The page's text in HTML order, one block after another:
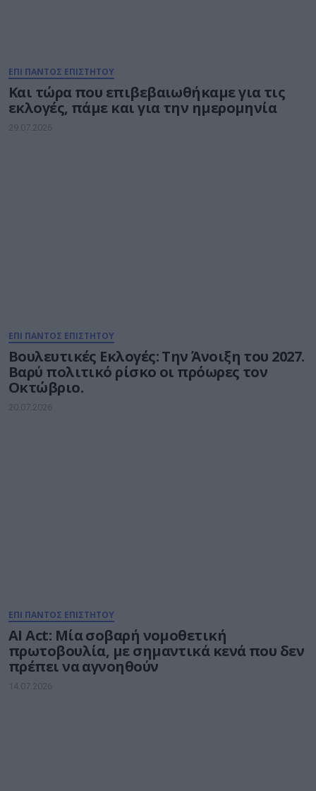
ΕΠΙ ΠΑΝΤΟΣ ΕΠΙΣΤΗΤΟΥ
Και τώρα που επιβεβαιωθήκαμε για τις
εκλογές, πάμε και για την ημερομηνία
29.07.2026
ΕΠΙ ΠΑΝΤΟΣ ΕΠΙΣΤΗΤΟΥ
Βουλευτικές Εκλογές: Την Άνοιξη του 2027.
Βαρύ πολιτικό ρίσκο οι πρόωρες τον
Οκτώβριο.
20.07.2026
ΕΠΙ ΠΑΝΤΟΣ ΕΠΙΣΤΗΤΟΥ
AI Act: Μία σοβαρή νομοθετική
πρωτοβουλία, με σημαντικά κενά που δεν
πρέπει να αγνοηθούν
14.07.2026